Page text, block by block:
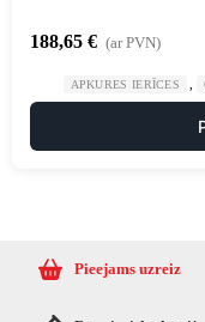
188,65 € (ar PVN)
APKURES IERĪCES
Pieejams uzreiz